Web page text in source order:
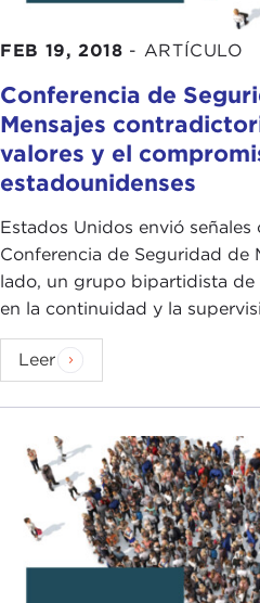
FEB 19, 2018 - ARTÍCULO
Conferencia de
Mensajes
valores y el
estadounidenses
Estados Unidos envió
Conferencia de Seguridad de
lado, un grupo bipartidista
en la continuidad y la
Leer